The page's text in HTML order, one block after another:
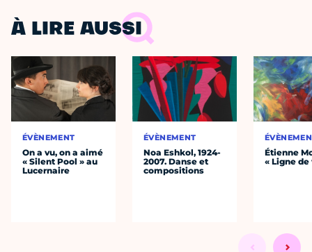
À LIRE AUSSI
ÉVÈNEMENT
On a vu, on a aimé
« Silent Pool » au
Lucernaire
ÉVÈNEMENT
Noa Eshkol, 1924-
2007. Danse et
compositions
Étienne
« Ligne de